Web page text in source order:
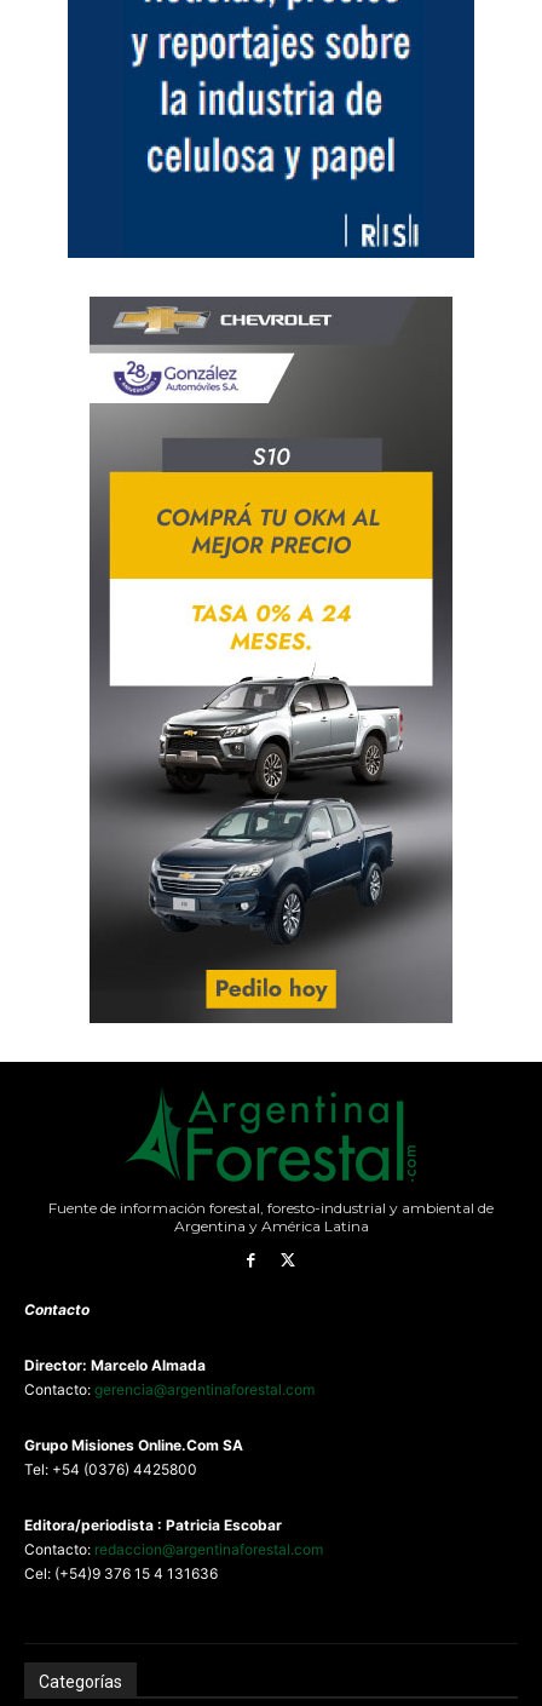
Fuente de información forestal, foresto-industrial y ambiental de
Argentina y América Latina
Contacto
Director: Marcelo Almada
Contacto: gerencia@argentinaforestal.com
Grupo Misiones Online.Com SA
Tel: +54 (0376) 4425800
Editora/periodista : Patricia Escobar
Contacto: redaccion@argentinaforestal.com
Cel: (+54)9 376 15 4 131636
Categorías